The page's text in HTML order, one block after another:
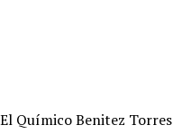
Químico Benitez